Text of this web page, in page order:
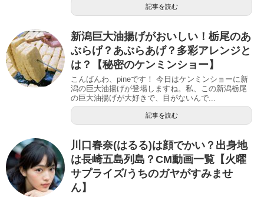
記事を読む
新潟巨大油揚げがおいしい！栃尾のあ
ぶらげ？あぶらあげ？多彩アレンジと
は？【秘密のケンミンショー】
こんばんわ、pineです！ 今日はケンミンショーに新
潟の巨大油揚げが登場しますね。私、この新潟栃尾
の巨大油揚げが大好きで、目がないんで...
記事を読む
川口春奈(はるる)は顔でかい？出身地
は長崎五島列島？CM動画一覧【火曜
サプライズ/うちのガヤがすみませ
ん】